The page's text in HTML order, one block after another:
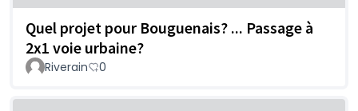
Quel projet pour Bouguenais? ... Passage à
2x1 voie urbaine?
Riverain 0